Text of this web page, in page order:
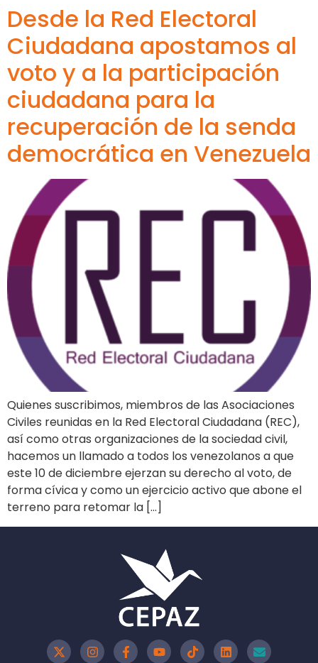
Desde la Red Electoral
Ciudadana apostamos al
voto y a la participación
ciudadana para la
recuperación de la senda
democrática en Venezuela
Quienes suscribimos, miembros de las Asociaciones
Civiles reunidas en la Red Electoral Ciudadana (REC),
así como otras organizaciones de la sociedad civil,
hacemos un llamado a todos los venezolanos a que
este 10 de diciembre ejerzan su derecho al voto, de
forma cívica y como un ejercicio activo que abone el
terreno para retomar la […]